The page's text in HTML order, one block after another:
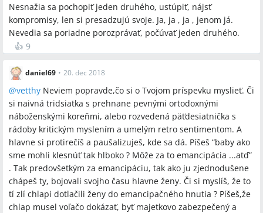
Nesnažia sa pochopiť jeden druhého, ustúpiť, nájsť
kompromisy, len si presadzujú svoje. Ja, ja , ja , jenom já.
Nevedia sa poriadne porozprávať, počúvať jeden druhého.
👍 9
daniel69 • 20. dec 2018
@vetthy Neviem popravde,čo si o Tvojom príspevku myslieť. Či
si naivná tridsiatka s prehnane pevnými ortodoxnými
náboženskými koreňmi, alebo rozvedená päťdesiatnička s
rádoby kritickým myslením a umelým retro sentimentom. A
hlavne si protirečíš a paušalizuješ, kde sa dá. Píšeš “baby ako
sme mohli klesnúť tak hlboko ? Môže za to emancipácia ...atď”
. Tak predovšetkým za emancipáciu, tak ako ju zjednodušene
chápeš ty, bojovali svojho času hlavne ženy. Či si myslíš, že to
tí zlí chlapi dotlačili ženy do emancipačného hnutia ? Píšeš,že
chlap musel voľačo dokázať, byť majetkovo zabezpečený a